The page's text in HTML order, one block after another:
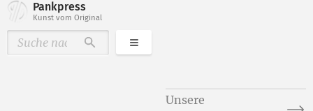
Pankpress
Kunst vom Original
DurchsuchenKategorien
Unsere